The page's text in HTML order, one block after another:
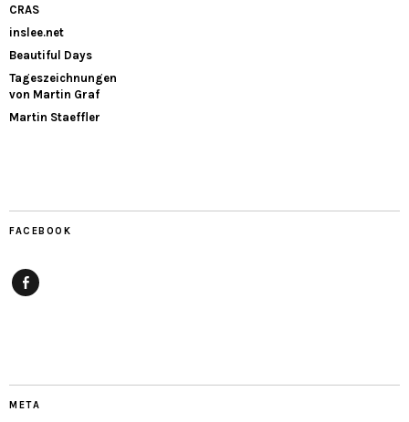
CRAS
inslee.net
Beautiful Days
Tageszeichnungen
von Martin Graf
Martin Staeffler
FACEBOOK
META